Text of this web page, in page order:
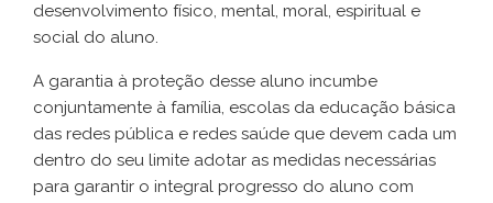
desenvolvimento físico, mental, moral, espiritual e
social do aluno.
A garantia à proteção desse aluno incumbe
conjuntamente à família, escolas da educação básica
das redes pública e redes saúde que devem cada um
dentro do seu limite adotar as medidas necessárias
para garantir o integral progresso do aluno com